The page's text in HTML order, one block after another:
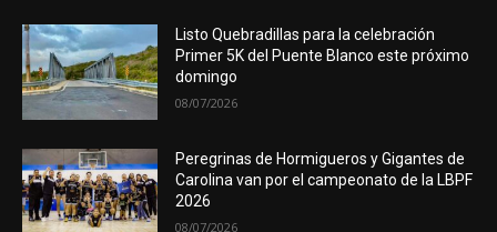
Listo Quebradillas para la celebración
Primer 5K del Puente Blanco este próximo
domingo
08/07/2026
Peregrinas de Hormigueros y Gigantes de
Carolina van por el campeonato de la LBPF
2026
08/07/2026